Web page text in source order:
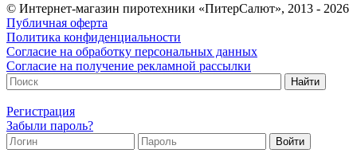
© Интернет-магазин пиротехники «ПитерСалют», 2013 - 2026
Публичная оферта
Политика конфиденциальности
Согласие на обработку персональных данных
Согласие на получение рекламной рассылки
Регистрация
Забыли пароль?